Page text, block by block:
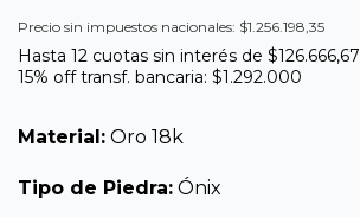
Precio sin impuestos nacionales: $1.256.198,35
Hasta 12 cuotas sin interés de $126.666,67
15% off transf. bancaria: $1.292.000
Material: Oro 18k
Tipo de Piedra: Ónix